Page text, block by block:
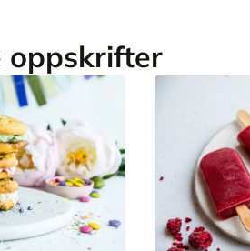
oppskrifter